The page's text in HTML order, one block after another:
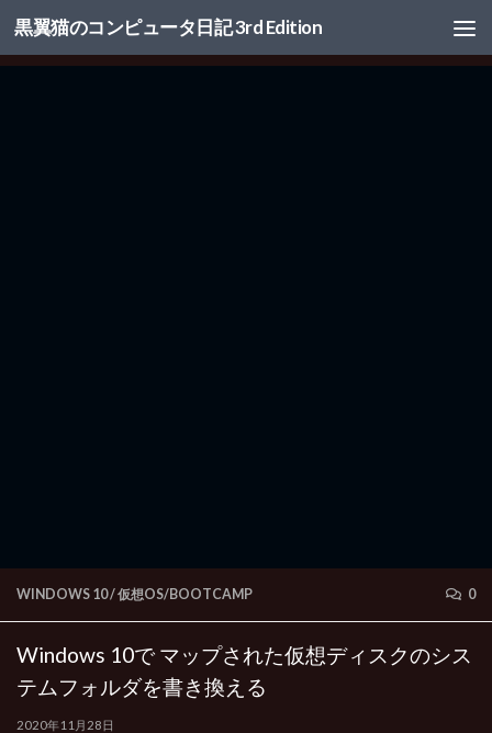
コンテンツへスキップ
黒翼猫のコンピュータ日記 3rd Edition
WINDOWS 10/仮想OS/BOOTCAMP 0
Windows 10で マップされた仮想ディスクのシス
テムフォルダを書き換える
2020年11月28日